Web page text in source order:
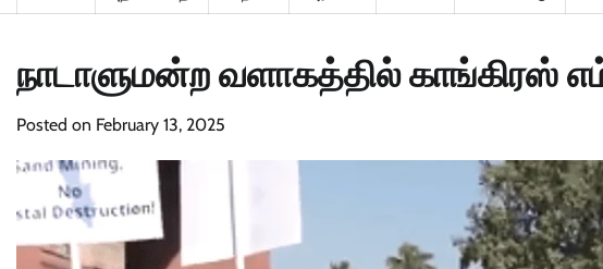
நாடாளுமன்ற வளாகத்தில் காங்கிரஸ்
Posted on February 13, 2025